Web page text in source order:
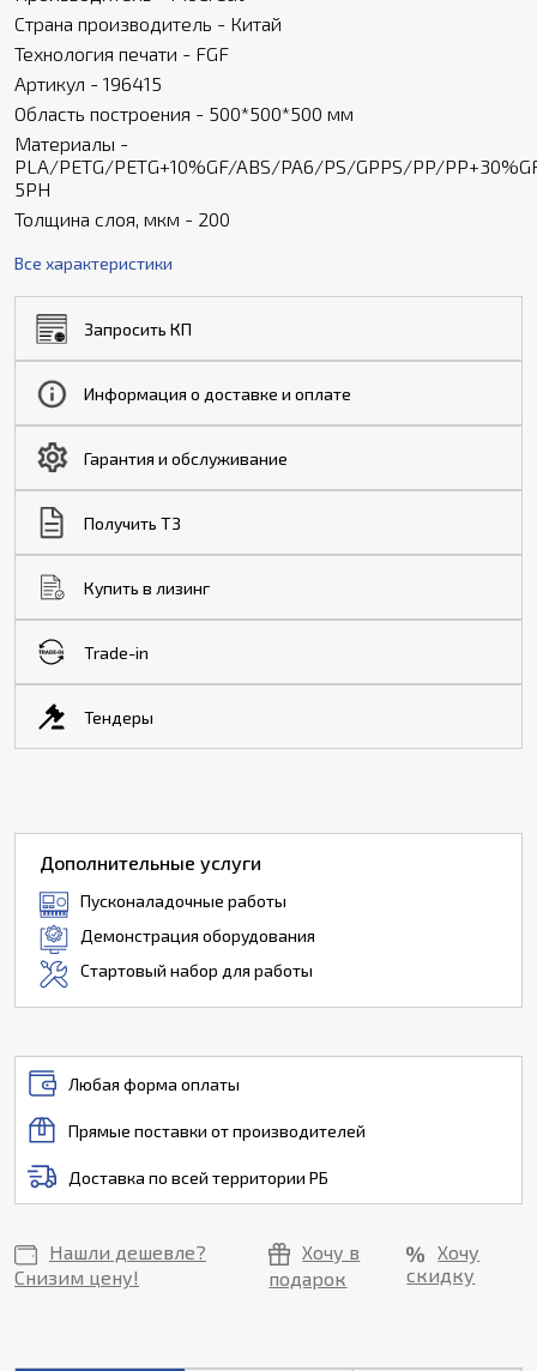
Страна производитель - Китай
Технология печати - FGF
Артикул - 196415
Область построения - 500*500*500 мм
Материалы -
PLA/PETG/PETG+10%GF/ABS/PA6/PS/GPPS/PP/
5PH
Толщина слоя, мкм - 200
Все характеристики
Запросить КП
Информация о доставке и оплате
Гарантия и обслуживание
Получить ТЗ
Купить в лизинг
Trade-in
Тендеры
Дополнительные услуги
Пусконаладочные работы
Демонстрация оборудования
Стартовый набор для работы
Любая форма оплаты
Прямые поставки от производителей
Доставка по всей территории РБ
Нашли дешевле?
Снизим цену!
Хочу в
подарок
Хочу
скидку